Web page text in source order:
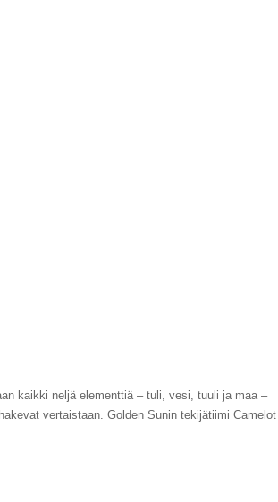
kaikki neljä elementtiä – tuli, vesi, tuuli ja maa –
vertaistaan. Golden Sunin tekijätiimi Camelot